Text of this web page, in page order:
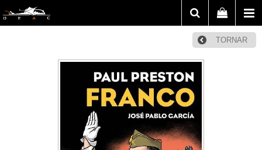
TORNAR